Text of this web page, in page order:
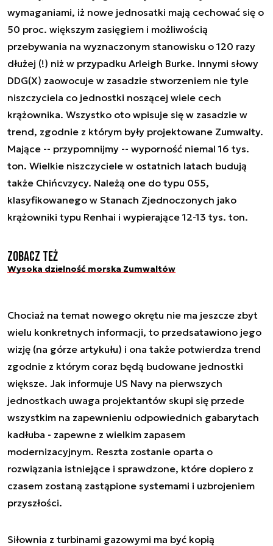
wymaganiami, iż nowe jednosatki mają cechować się o
50 proc. większym zasięgiem i możliwością
przebywania na wyznaczonym stanowisku o 120 razy
dłużej (!) niż w przypadku Arleigh Burke. Innymi słowy
DDG(X) zaowocuje w zasadzie stworzeniem nie tyle
niszczyciela co jednostki noszącej wiele cech
krążownika. Wszystko oto wpisuje się w zasadzie w
trend, zgodnie z którym były projektowane Zumwalty.
Mające -- przypomnijmy -- wyporność niemal 16 tys.
ton. Wielkie niszczyciele w ostatnich latach budują
także Chińcvzycy. Należą one do typu 055,
klasyfikowanego w Stanach Zjednoczonych jako
krążowniki typu Renhai i wypierające 12-13 tys. ton.
Zobacz też
Wysoka dzielność morska Zumwaltów
Chociaż na temat nowego okrętu nie ma jeszcze zbyt
wielu konkretnych informacji, to przedsatawiono jego
wizję (na górze artykułu) i ona także potwierdza trend
zgodnie z którym coraz będą budowane jednostki
większe. Jak informuje US Navy na pierwszych
jednostkach uwaga projektantów skupi się przede
wszystkim na zapewnieniu odpowiednich gabarytach
kadłuba - zapewne z wielkim zapasem
modernizacyjnym. Reszta zostanie oparta o
rozwiązania istniejące i sprawdzone, które dopiero z
czasem zostaną zastąpione systemami i uzbrojeniem
przyszłości.
Siłownia z turbinami gazowymi ma być kopią